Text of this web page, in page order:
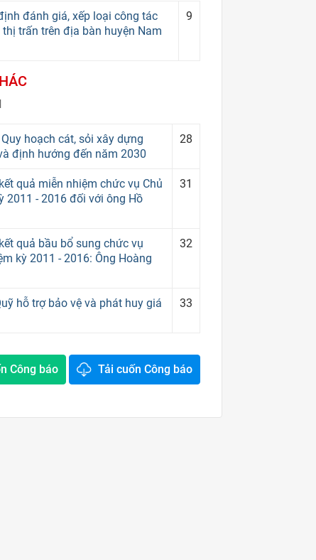
đánh giá, xếp loại công tác
trấn trên địa bàn huyện Nam
9
hoạch cát, sỏi xây dựng
định hướng đến năm 2030
28
quả miễn nhiệm chức vụ Chủ
2011 - 2016 đối với ông Hồ
31
quả bầu bổ sung chức vụ
kỳ 2011 - 2016: Ông Hoàng
32
hỗ trợ bảo vệ và phát huy giá
33
Công báo Tải cuốn Công báo